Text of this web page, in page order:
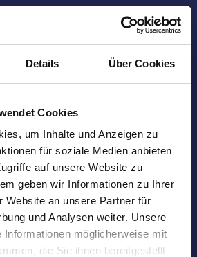
Details Über Cookies
Cookies
um Inhalte und Anzeigen zu
für soziale Medien anbieten
auf unsere Website zu
geben wir Informationen zu Ihrer
Website an unsere Partner für
und Analysen weiter. Unsere
Informationen möglicherweise mit
die Sie ihnen bereitgestellt